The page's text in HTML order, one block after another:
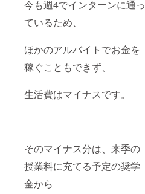
今も週4でインターンに通っ
ているため、
ほかのアルバイトでお金を
稼ぐこともできず、
生活費はマイナスです。
そのマイナス分は、来季の
授業料に充てる予定の奨学
金から